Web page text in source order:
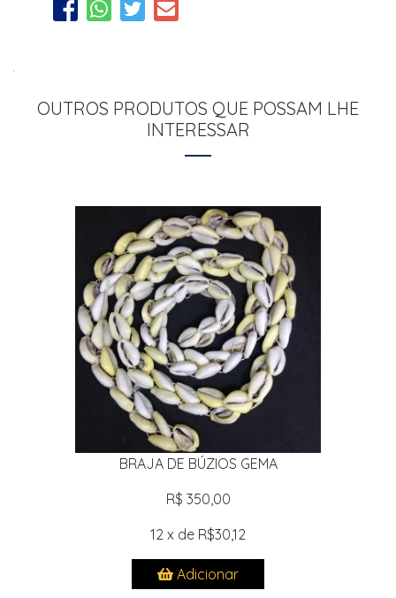
OUTROS PRODUTOS QUE POSSAM LHE
INTERESSAR
BRAJA DE BÚZIOS GEMA
R$ 350,00
12 x de R$30,12
Adicionar